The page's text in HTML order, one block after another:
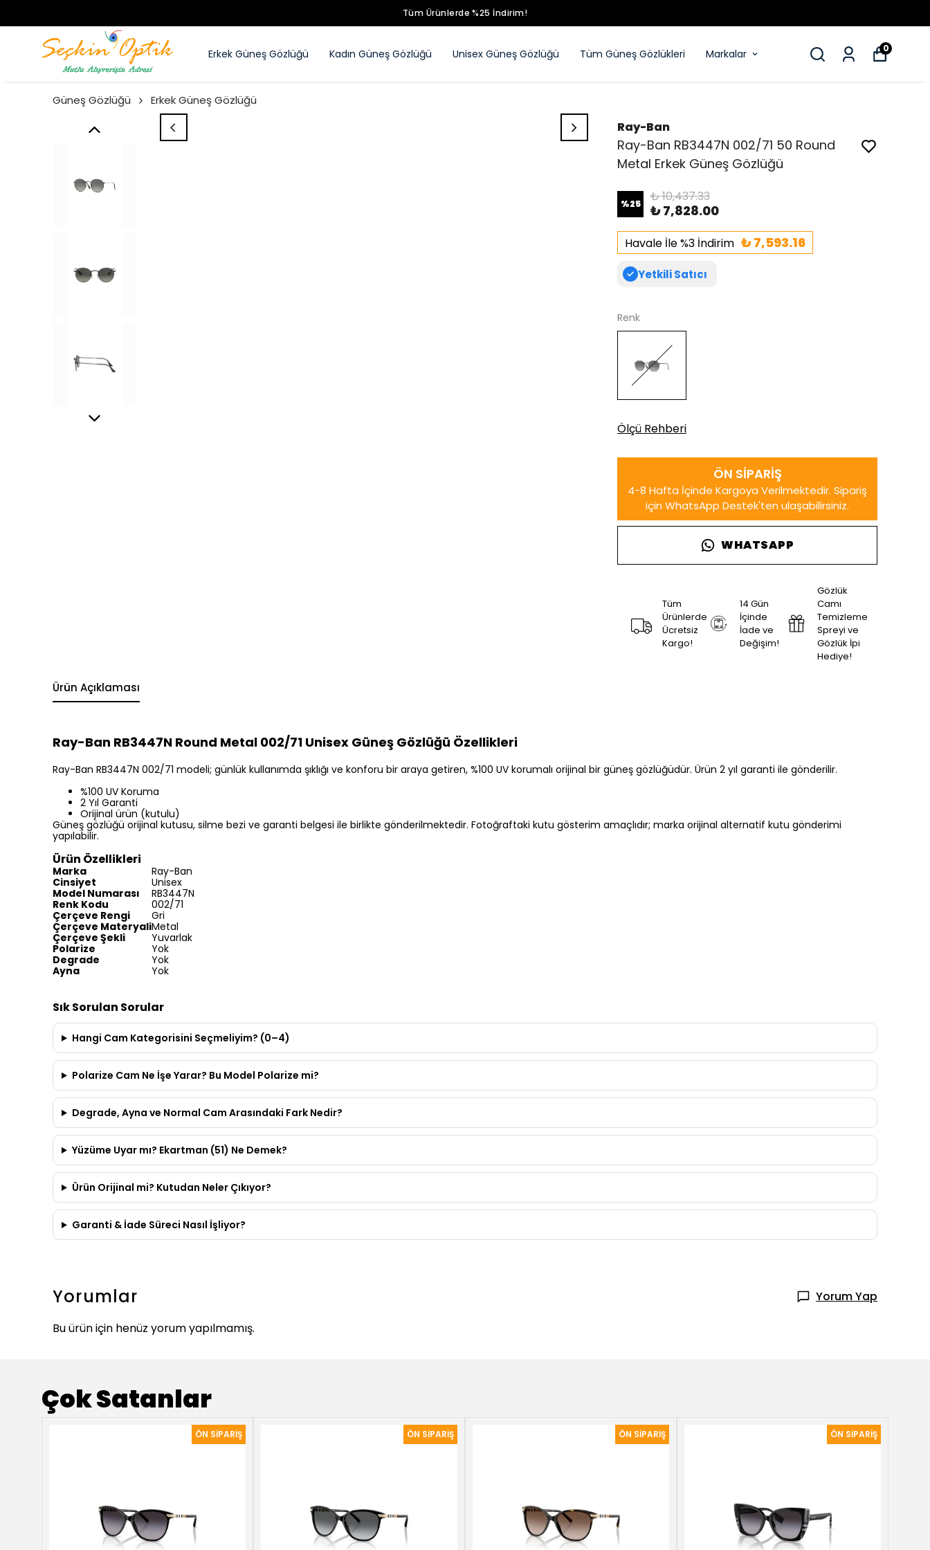
Tüm Ürünlerde %25 İndirim!
Erkek Güneş Gözlüğü Kadın Güneş Gözlüğü Unisex Güneş Gözlüğü Tüm Güneş Gözlükleri Markalar 0
Güneş Gözlüğü Erkek Güneş Gözlüğü
Ray-Ban
Ray-Ban RB3447N 002/71 50 Round
Metal Erkek Güneş Gözlüğü
%25 ₺ 10,437.33
₺ 7,828.00
Havale İle %3 İndirim ₺ 7,593.16
Yetkili Satıcı
Renk
Ölçü Rehberi
WHATSAPP
Tüm
Ürünlerde
Ücretsiz
Kargo!
14 Gün
İçinde
İade ve
Değişim!
Gözlük
Camı
Temizleme
Spreyi ve
Gözlük İpi
Hediye!
Ürün Açıklaması
Ray-Ban RB3447N Round Metal 002/71 Unisex Güneş Gözlüğü Özellikleri
Ray-Ban RB3447N 002/71 modeli; günlük kullanımda şıklığı ve konforu bir araya getiren, %100 UV korumalı orijinal bir güneş gözlüğüdür. Ürün 2 yıl garanti ile gönderilir.
%100 UV Koruma
2 Yıl Garanti
Orijinal ürün (kutulu)
Güneş gözlüğü orijinal kutusu, silme bezi ve garanti belgesi ile birlikte gönderilmektedir. Fotoğraftaki kutu gösterim amaçlıdır; marka orijinal alternatif kutu gönderimi
yapılabilir.
Ürün Özellikleri
Marka
Ray-Ban
Cinsiyet
Unisex
Model Numarası
RB3447N
Renk Kodu
002/71
Çerçeve Rengi
Gri
Çerçeve MateryaliMetal
Çerçeve Şekli
Yuvarlak
Polarize
Yok
Degrade
Yok
Ayna
Yok
Sık Sorulan Sorular
Hangi Cam Kategorisini Seçmeliyim? (0–4)
Polarize Cam Ne İşe Yarar? Bu Model Polarize mi?
Degrade, Ayna ve Normal Cam Arasındaki Fark Nedir?
Yüzüme Uyar mı? Ekartman (51) Ne Demek?
Ürün Orijinal mi? Kutudan Neler Çıkıyor?
Garanti & İade Süreci Nasıl İşliyor?
Yorumlar
Yorum Yap
Bu ürün için henüz yorum yapılmamış.
Çok Satanlar